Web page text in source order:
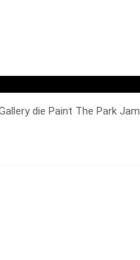
die Paint The Park Jam